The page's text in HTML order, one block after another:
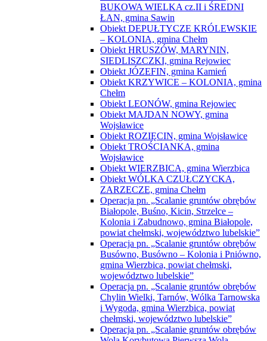
BUKOWA WIELKA cz.II i ŚREDNI
ŁAN, gmina Sawin
Obiekt DEPUŁTYCZE KRÓLEWSKIE
– KOLONIA, gmina Chełm
Obiekt HRUSZÓW, MARYNIN,
SIEDLISZCZKI, gmina Rejowiec
Obiekt JÓZEFIN, gmina Kamień
Obiekt KRZYWICE – KOLONIA, gmina
Chełm
Obiekt LEONÓW, gmina Rejowiec
Obiekt MAJDAN NOWY, gmina
Wojsławice
Obiekt ROZIĘCIN, gmina Wojsławice
Obiekt TROŚCIANKA, gmina
Wojsławice
Obiekt WIERZBICA, gmina Wierzbica
Obiekt WÓLKA CZUŁCZYCKA,
ZARZECZE, gmina Chełm
Operacja pn. „Scalanie gruntów obrębów
Białopole, Buśno, Kicin, Strzelce –
Kolonia i Zabudnowo, gmina Białopole,
powiat chełmski, województwo lubelskie”
Operacja pn. „Scalanie gruntów obrębów
Busówno, Busówno – Kolonia i Pniówno,
gmina Wierzbica, powiat chełmski,
województwo lubelskie”
Operacja pn. „Scalanie gruntów obrębów
Chylin Wielki, Tarnów, Wólka Tarnowska
i Wygoda, gmina Wierzbica, powiat
chełmski, województwo lubelskie”
Operacja pn. „Scalanie gruntów obrębów